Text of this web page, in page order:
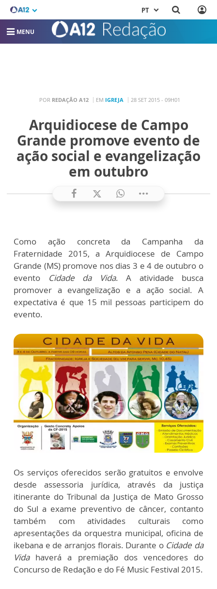
PT
MENU
POR REDAÇÃO A12 EM IGREJA 28 SET 2015 - 09H01
Arquidiocese de Campo
Grande promove evento de
ação social e evangelização
em outubro
Como ação concreta da Campanha da
Fraternidade 2015, a Arquidiocese de Campo
Grande (MS) promove nos dias 3 e 4 de outubro o
evento
Cidade da Vida. A atividade busca
promover a evangelização e a ação social. A
expectativa é que 15 mil pessoas participem do
evento.
Os serviços oferecidos serão gratuitos e envolve
desde assessoria jurídica, através da justiça
itinerante do Tribunal da Justiça de Mato Grosso
do Sul a exame preventivo de câncer, contanto
também com atividades culturais como
apresentações da orquestra municipal, oficina de
ikebana e de arranjos florais. Durante o Cidade da
Vidahaverá a premiação dos vencedores do
Concurso de Redação e do Fé Music Festival 2015.